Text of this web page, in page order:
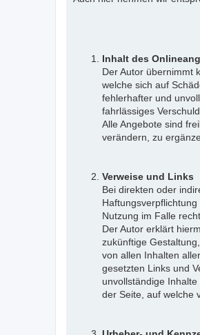
Inhalt des
Der Autor übernimmt
welche sich auf
fehlerhafter und
fahrlässiges
Alle Angebote sind
verändern, zu
Verweise und Links
Bei direkten oder
Nutzung im Falle
Der Autor erklärt
zukünftige
von allen Inhalten
gesetzten Links und
unvollständige
der Seite, auf welche